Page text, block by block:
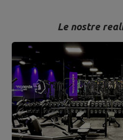
Le nostre